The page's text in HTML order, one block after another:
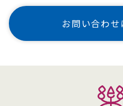
お問い合わせ